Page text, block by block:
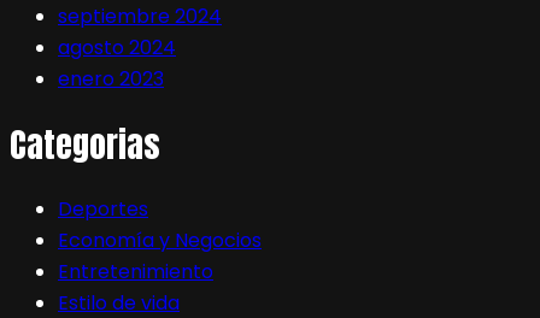
septiembre 2024
agosto 2024
enero 2023
Categorias
Deportes
Economía y Negocios
Entretenimiento
Estilo de vida